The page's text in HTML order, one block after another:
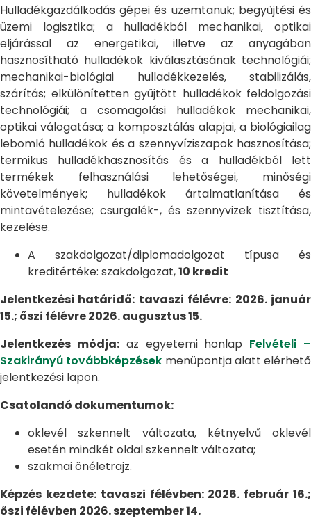
Hulladékgazdálkodás gépei és üzemtanuk; begyűjtési és
üzemi logisztika; a hulladékból mechanikai, optikai
eljárással az energetikai, illetve az anyagában
hasznosítható hulladékok kiválasztásának technológiái;
mechanikai-biológiai hulladékkezelés, stabilizálás,
szárítás; elkülönítetten gyűjtött hulladékok feldolgozási
technológiái; a csomagolási hulladékok mechanikai,
optikai válogatása; a komposztálás alapjai, a biológiailag
lebomló hulladékok és a szennyvíziszapok hasznosítása;
termikus hulladékhasznosítás és a hulladékból lett
termékek felhasználási lehetőségei, minőségi
követelmények; hulladékok ártalmatlanítása és
mintavételezése; csurgalék-, és szennyvizek tisztítása,
kezelése.
A szakdolgozat/diplomadolgozat típusa és
kreditértéke: szakdolgozat,10 kredit
Jelentkezési határidő: tavaszi félévre: 2026. január
15.; őszi félévre 2026. augusztus 15.
Jelentkezés módja:az egyetemi honlap Felvételi –
Szakirányú továbbképzések menüpontja alatt elérhető
jelentkezési lapon.
Csatolandó dokumentumok:
oklevél szkennelt változata, kétnyelvű oklevél
esetén mindkét oldal szkennelt változata;
szakmai önéletrajz.
Képzés kezdete: tavaszi félévben: 2026. február 16.;
őszi félévben 2026. szeptember 14.